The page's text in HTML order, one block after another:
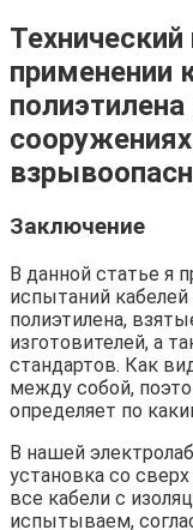
применении
Заключение
В данной статье я
испытаний
полиэтилена,
изготовителей, а
стандартов. Как
между собой,
определяет по
В нашей
установка со
все кабели с
испытываем,